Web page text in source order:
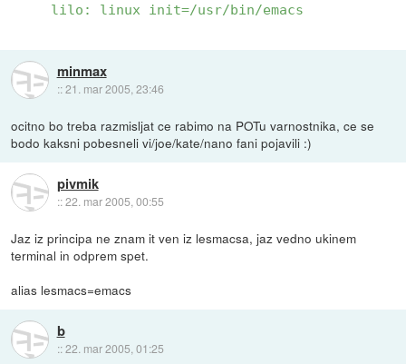
lilo: linux init=/usr/bin/emacs
minmax
::21. mar 2005, 23:46
ocitno bo treba razmisljat ce rabimo na POTu varnostnika, ce se
bodo kaksni pobesneli vi/joe/kate/nano fani pojavili :)
pivmik
::22. mar 2005, 00:55
Jaz iz principa ne znam it ven iz lesmacsa, jaz vedno ukinem
terminal in odprem spet.
alias lesmacs=emacs
b
::22. mar 2005, 01:25